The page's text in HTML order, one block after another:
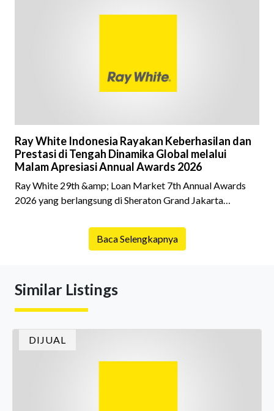
fokus pada harga atau lokasi tanpa memperhatikan
Ray White Indonesia Rayakan Keberhasilan dan
Prestasi di Tengah Dinamika Global melalui
Malam Apresiasi Annual Awards 2026
Ray White 29th &amp; Loan Market 7th Annual Awards
2026 yang berlangsung di Sheraton Grand Jakarta
istimewa bagi para pelaku industri properti dan keuangan.
Lebih dari 400 marketing executives dan principals
menghidupkan suasana, acara ini dihadiri oleh Country
Baca Selengkapnya
Similar Listings
DIJUAL